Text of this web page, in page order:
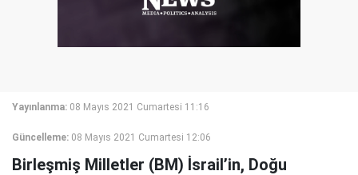
Yayınlanma: 08 Mayıs 2021 Cumartesi 11:16
Güncelleme: 08 Mayıs 2021 Cumartesi 12:06
Birleşmiş Milletler (BM) İsrail’in, Doğu